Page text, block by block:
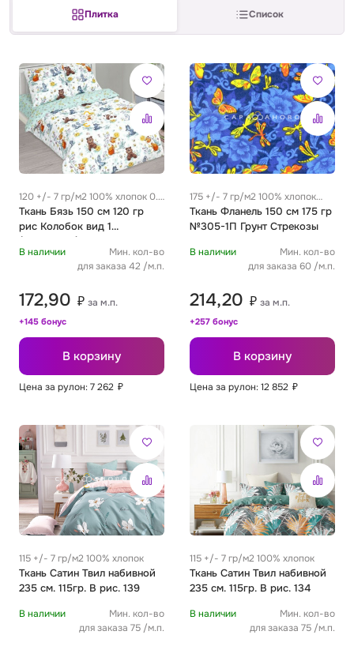
Плитка Список
120 +/- 7 гр/м2 100% хлопок 0.3
м
Ткань Бязь 150 см 120 гр
рис Колобок вид 1
(компаньон)
В наличии
Мин. кол-во
для заказа 42 /м.п.
172,90 ₽ за м.п.
+145 бонус
В корзину
Цена за рулон: 7 262 ₽
175 +/- 7 гр/м2 100% хлопок
0.29 м
Ткань Фланель 150 см 175 гр
№305-1П Грунт Стрекозы
В наличии
Мин. кол-во
для заказа 60 /м.п.
214,20 ₽ за м.п.
+257 бонус
В корзину
Цена за рулон: 12 852 ₽
115 +/- 7 гр/м2 100% хлопок
Ткань Сатин Твил набивной
235 см. 115гр. В рис. 139
В наличии
Мин. кол-во
для заказа 75 /м.п.
115 +/- 7 гр/м2 100% хлопок
Ткань Сатин Твил набивной
235 см. 115гр. В рис. 134
В наличии
Мин. кол-во
для заказа 75 /м.п.
Сатин
Сатин Глосс
Сатин Жаккард
Сатин Страйп
Сатин Твил
Сетка
Ситец
Спанбонд
Тик
Тик наволочный
Тиси
ТиСи Твил
Трикотаж
Тюль
Фланель
Флис
Футер
Шелк Армани
Штапель
Зеленый
Синий
Многоцветный
Детский
Праздничный
Еда
Город / архитектура
Морская тема
Космос
Техника / транспорт
Этнический
Имитации материалов